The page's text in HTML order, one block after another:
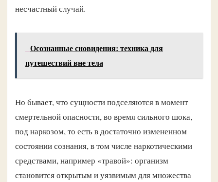
несчастный случай.
Осознанные сновидения: техника для
путешествий вне тела
Но бывает, что сущности подселяются в момент
смертельной опасности, во время сильного шока,
под наркозом, то есть в достаточно измененном
состоянии сознания, в том числе наркотическими
средствами, например «травой»: организм
становится открытым и уязвимым для множества